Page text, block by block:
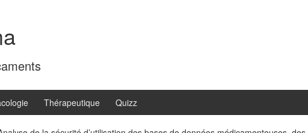
Thérapeutique Quizz